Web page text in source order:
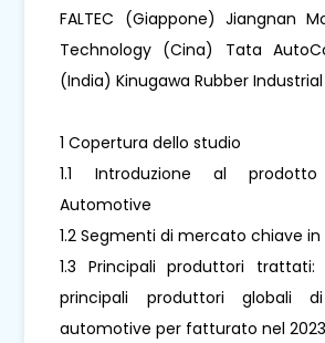
FALTEC (Giappone) Jiangnan
Technology (Cina) Tata
(India) Kinugawa Rubber
1 Copertura dello studio
1.1 Introduzione al prodotto
Automotive
1.2 Segmenti di mercato chiave
1.3 Principali produttori trattati:
principali produttori globali
automotive per fatturato nel 2023